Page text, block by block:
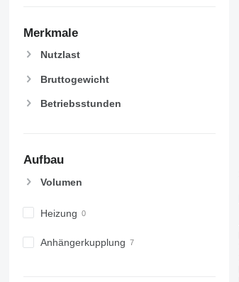
Merkmale
Nutzlast
Bruttogewicht
Betriebsstunden
Aufbau
Volumen
Heizung
Anhängerkupplung